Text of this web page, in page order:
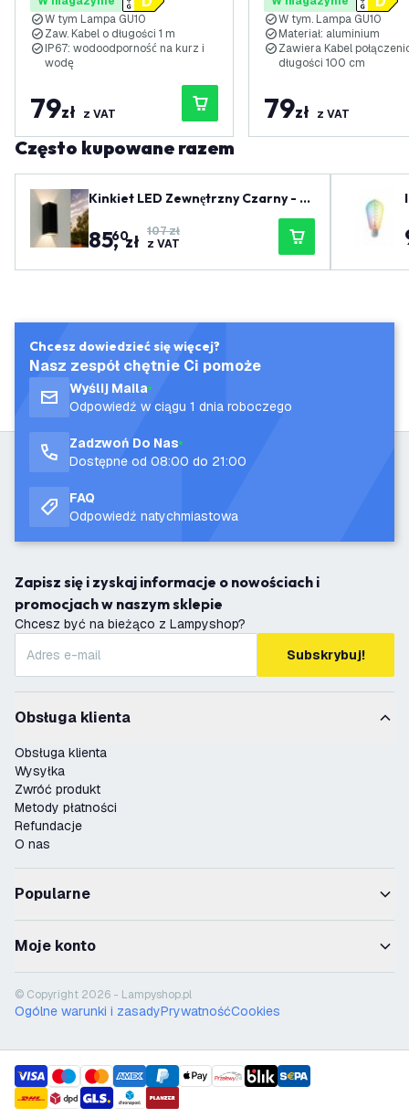
zasilający 1 metr
W tym Lampa GU10
Zaw. Kabel o długości 1 m
IP67: wodoodporność na kurz i
wodę
79zł z VAT
zasilający 1 metr
W tym. Lampa GU10
Materiał: aluminium
Zawiera Kabel
długości 100 cm
79zł z VAT
Często kupowane razem
Kinkiet LED Zewnętrzny Czarny - D
wustronny - 3000K - 2x4,5W - IP54
85,
60zł 107 zł
z VAT
Chcesz dowiedzieć się więcej?
Nasz zespół chętnie Ci pomoże
Wyślij Maila
Odpowiedź w ciągu 1 dnia roboczego
Zadzwoń Do Nas
Dostępne od 08:00 do 21:00
FAQ
Odpowiedź natychmiastowa
Zapisz się i zyskaj informacje o nowościach i
promocjach w naszym sklepie
Chcesz być na bieżąco z Lampyshop?
Subskrybuj!
Obsługa klienta
Obsługa klienta
Wysyłka
Zwróć produkt
Metody płatności
Refundacje
O nas
Popularne
Moje konto
© Copyright 2026 - Lampyshop.pl
Ogólne warunki i zasadyPrywatnośćCookies
payment methods
shipment methods